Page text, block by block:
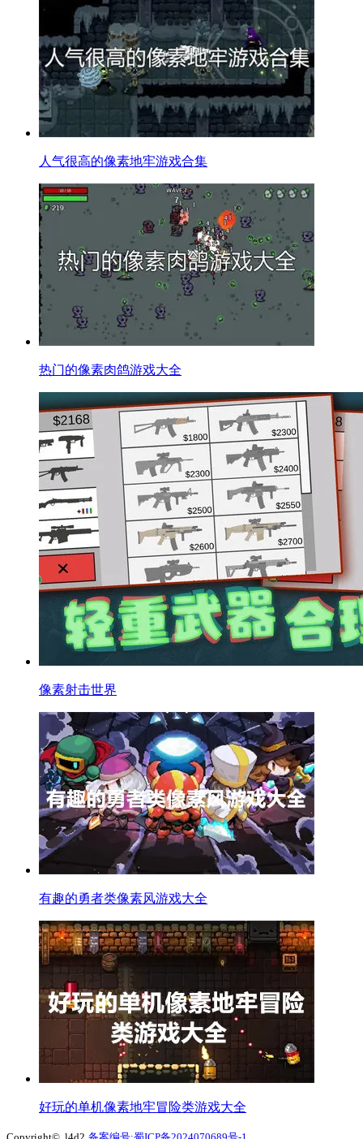
人气很高的像素地牢游戏合集
热门的像素肉鸽游戏大全
像素射击世界
有趣的勇者类像素风游戏大全
好玩的单机像素地牢冒险类游戏大全